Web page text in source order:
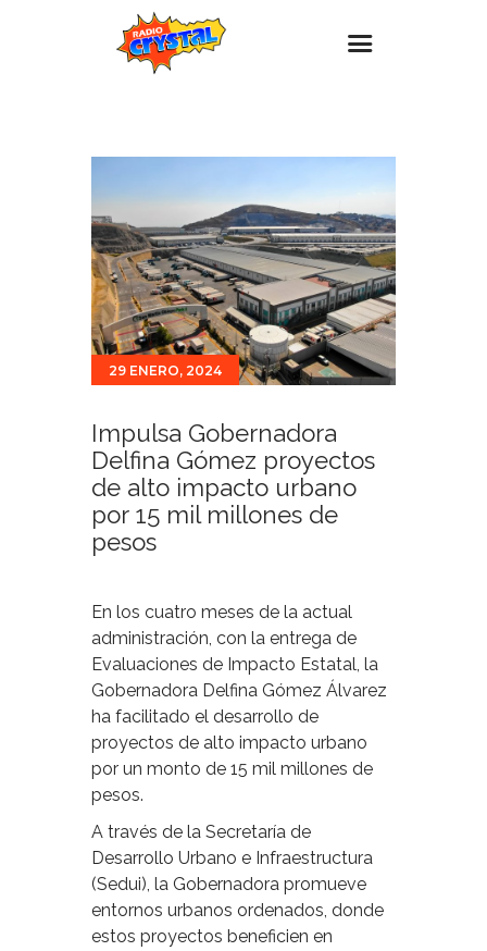
Eventos
Promociones
Noticias
Para ti
Contacto
29 ENERO, 2024
Impulsa Gobernadora
Delfina Gómez proyectos
de alto impacto urbano
por 15 mil millones de
pesos
En los cuatro meses de la actual
administración, con la entrega de
Evaluaciones de Impacto Estatal, la
Gobernadora Delfina Gómez Álvarez
ha facilitado el desarrollo de
proyectos de alto impacto urbano
por un monto de 15 mil millones de
pesos.
A través de la Secretaría de
Desarrollo Urbano e Infraestructura
(Sedui), la Gobernadora promueve
entornos urbanos ordenados, donde
estos proyectos beneficien en